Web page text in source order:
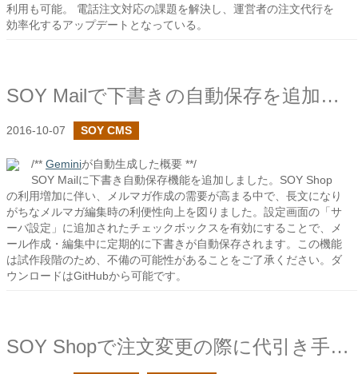
利用も可能。 電話注文対応の課題を解決し、運営者の注文代行を
効率化するアップデートとなっている。
SOY Mailで下書きの自動保存を追加しました
2016-10-07 SOY CMS
/** Geminiが自動生成した概要 **/
SOY Mailに下書き自動保存機能を追加しました。SOY Shop
の利用増加に伴い、メルマガ作成の需要が高まる中で、長文になり
がちなメルマガ編集時の利便性向上を図りました。設定画面の「サ
ーバ設定」に追加されたチェックボックスを有効にすることで、メ
ール作成・編集中に定期的に下書きが自動保存されます。この機能
は試作段階のため、不備の可能性があることをご了承ください。ダ
ウンロードはGitHubから可能です。
SOY Shopで注文変更の際に代引き手数料の自動計算を追加しました